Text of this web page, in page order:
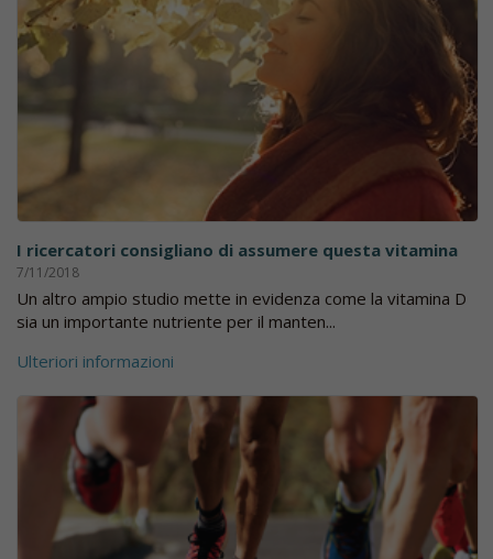
I ricercatori consigliano di assumere questa vitamina
7/11/2018
Un altro ampio studio mette in evidenza come la vitamina D
sia un importante nutriente per il manten...
Ulteriori informazioni